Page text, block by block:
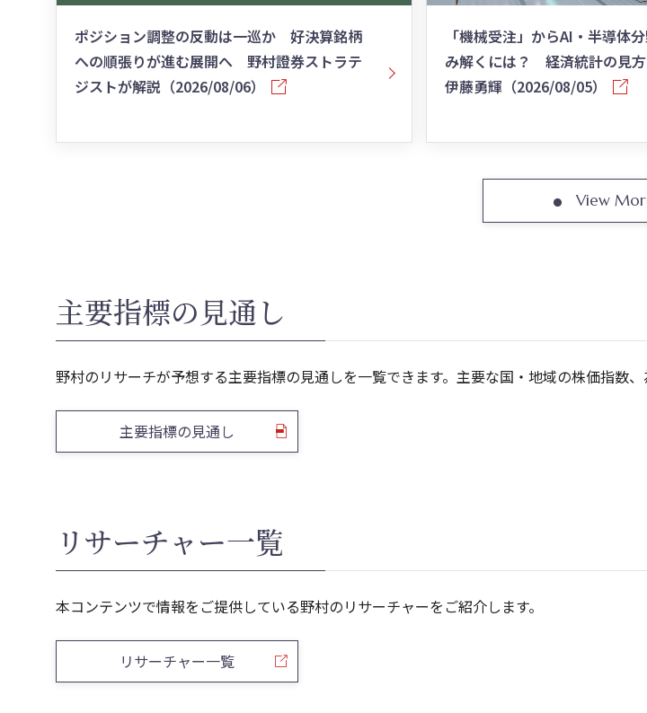
ポジション調整の反動は一巡か 好決算銘柄
への順張りが進む展開へ 野村證券ストラテ
ジストが解説 （2026/08/06）
「機械受注」からAI・半導体
み解くには？ 経済統計の見
伊藤勇輝（2026/08/05）
View
主要指標の見通し
野村のリサーチが予想する主要指標の見通しを一覧できます。主要な国・地域の株価指数
主要指標の見通し
リサーチャー一覧
本コンテンツで情報をご提供している野村のリサーチャーをご紹介します。
リサーチャー一覧